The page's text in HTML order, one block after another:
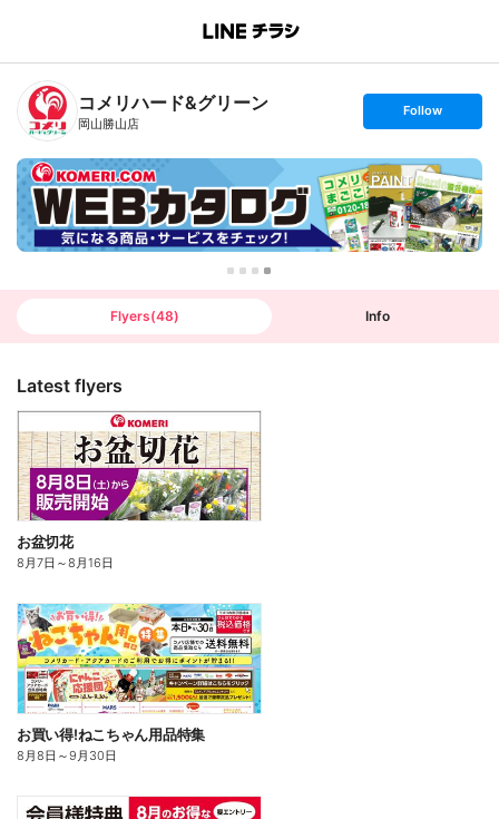
B
n
T
コメリハード&グリーン
岡山勝山店
s
t
o
l
l
o
w
Follow
Flyers(48) Info
Latest flyers
お盆切花
8月7日 ～8月16日
お買い得!ねこちゃん用品特集
8月8日 ～9月30日